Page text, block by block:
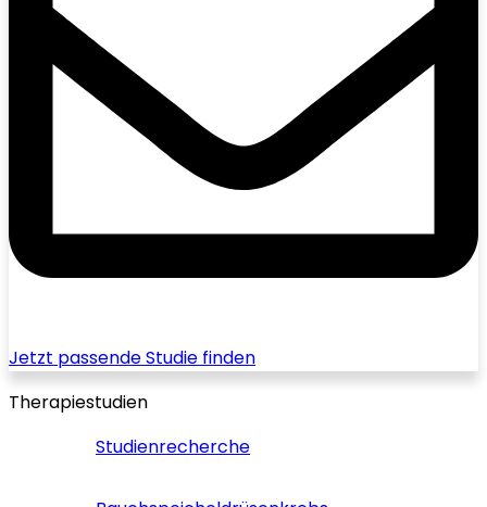
Jetzt passende Studie finden
Therapiestudien
Studienrecherche